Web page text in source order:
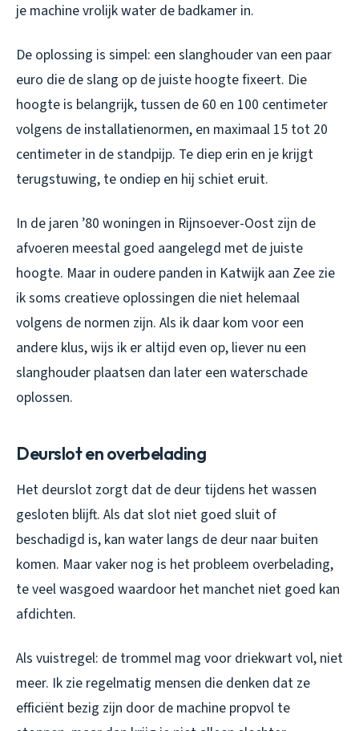
je machine vrolijk water de badkamer in.
De oplossing is simpel: een slanghouder van een paar
euro die de slang op de juiste hoogte fixeert. Die
hoogte is belangrijk, tussen de 60 en 100 centimeter
volgens de installatienormen, en maximaal 15 tot 20
centimeter in de standpijp. Te diep erin en je krijgt
terugstuwing, te ondiep en hij schiet eruit.
In de jaren ’80 woningen in Rijnsoever-Oost zijn de
afvoeren meestal goed aangelegd met de juiste
hoogte. Maar in oudere panden in Katwijk aan Zee zie
ik soms creatieve oplossingen die niet helemaal
volgens de normen zijn. Als ik daar kom voor een
andere klus, wijs ik er altijd even op, liever nu een
slanghouder plaatsen dan later een waterschade
oplossen.
Deurslot en overbelading
Het deurslot zorgt dat de deur tijdens het wassen
gesloten blijft. Als dat slot niet goed sluit of
beschadigd is, kan water langs de deur naar buiten
komen. Maar vaker nog is het probleem overbelading,
te veel wasgoed waardoor het manchet niet goed kan
afdichten.
Als vuistregel: de trommel mag voor driekwart vol, niet
meer. Ik zie regelmatig mensen die denken dat ze
efficiënt bezig zijn door de machine propvol te